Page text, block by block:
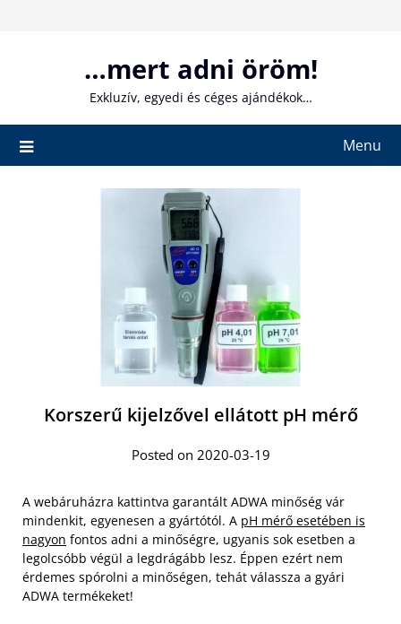
…mert adni öröm!
Exkluzív, egyedi és céges ajándékok…
Menu
Korszerű kijelzővel ellátott pH mérő
Posted on 2020-03-19
A webáruházra kattintva garantált ADWA minőség vár
mindenkit, egyenesen a gyártótól. A pH mérő esetében is
nagyon fontos adni a minőségre, ugyanis sok esetben a
legolcsóbb végül a legdrágább lesz. Éppen ezért nem
érdemes spórolni a minőségen, tehát válassza a gyári
ADWA termékeket!